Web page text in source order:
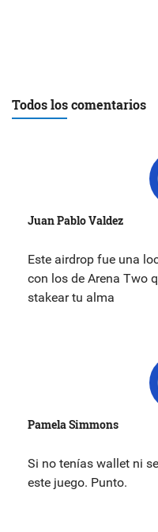
Todos los comentarios
Juan Pablo Valdez
Este airdrop fue una
con los de Arena Two
stakear tu alma
Pamela Simmons
Si no tenías wallet ni
este juego. Punto.